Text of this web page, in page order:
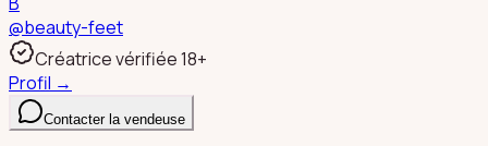
@beauty-feet
Créatrice vérifiée 18+
Profil →
Contacter la vendeuse